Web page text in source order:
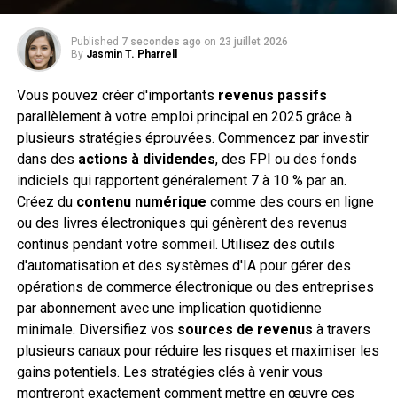
Published 7 secondes ago on 23 juillet 2026
By Jasmin T. Pharrell
Vous pouvez créer d'importants revenus passifs
parallèlement à votre emploi principal en 2025 grâce à
plusieurs stratégies éprouvées. Commencez par investir
dans des actions à dividendes, des FPI ou des fonds
indiciels qui rapportent généralement 7 à 10 % par an.
Créez du contenu numérique comme des cours en ligne
ou des livres électroniques qui génèrent des revenus
continus pendant votre sommeil. Utilisez des outils
d'automatisation et des systèmes d'IA pour gérer des
opérations de commerce électronique ou des entreprises
par abonnement avec une implication quotidienne
minimale. Diversifiez vos sources de revenus à travers
plusieurs canaux pour réduire les risques et maximiser les
gains potentiels. Les stratégies clés à venir vous
montreront exactement comment mettre en œuvre ces